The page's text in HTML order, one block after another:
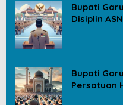
Bupati
Disiplin ASN
Bupati
Persatuan